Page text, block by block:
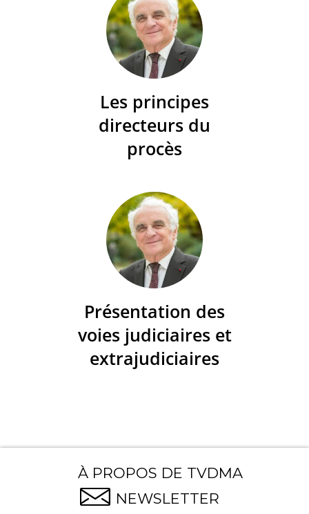
Les principes
directeurs du
procès
Présentation des
voies judiciaires et
extrajudiciaires
À PROPOS DE TVDMA
NEWSLETTER